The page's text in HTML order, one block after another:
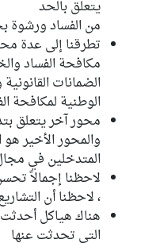
يتعلق بالحد
من الفساد ورشوة
تطرقنا إلى عدة
مكافحة الفساد
الضمانات
الوطنية لمكافحة
محور آخر يتعلق
والمحور الأخير
المتدخلين في
لاحظنا إجمالاً
، لاحظنا أن
هناك هياكل
التي تحدثت عنها